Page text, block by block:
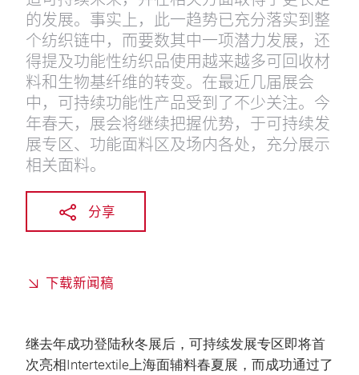
的发展。事实上，此一趋势已充分落实到整
个纺织链中，而要数其中一项潜力发展，还
得提及功能性纺织品使用越来越多可回收材
料和生物基纤维的转变。在最近几届展会
中，可持续功能性产品受到了不少关注。今
年春天，展会将继续把握优势，于可持续发
展专区、功能面料区及场内各处，充分展示
相关面料。
分享
下载新闻稿
继去年成功登陆秋冬展后，可持续发展专区即将首
次亮相Intertextile上海面辅料春夏展，而成功通过了